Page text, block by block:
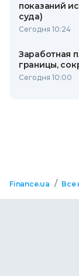
показаний
суда)
Сегодня 10:24
Заработная
границы,
Сегодня 10:00
Finance.ua / Все